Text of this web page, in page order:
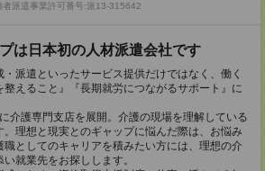
者派遣事業許可番号:派13-315642
は日本初の人材派遣会社です
派遣といったサービス提供だけではなく、働く
えること』『長期就労につながるサポート』に
介護専門支店を展開。介護の現場を理解している
理想と現実とのギャップに悩んだ際は、お悩み
職としてのキャリアを積みたい方には、理想の介
就業先をお探しします。